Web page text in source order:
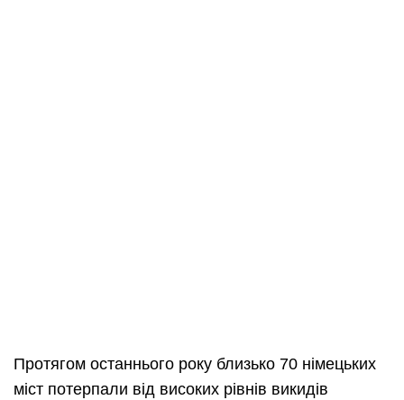
Протягом останнього року близько 70 німецьких
міст потерпали від високих рівнів викидів